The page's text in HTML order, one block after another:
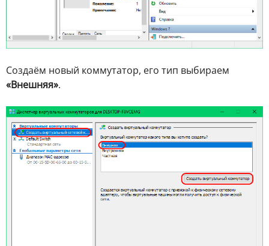
Создаём новый коммутатор, его тип выбираем
«Внешняя».